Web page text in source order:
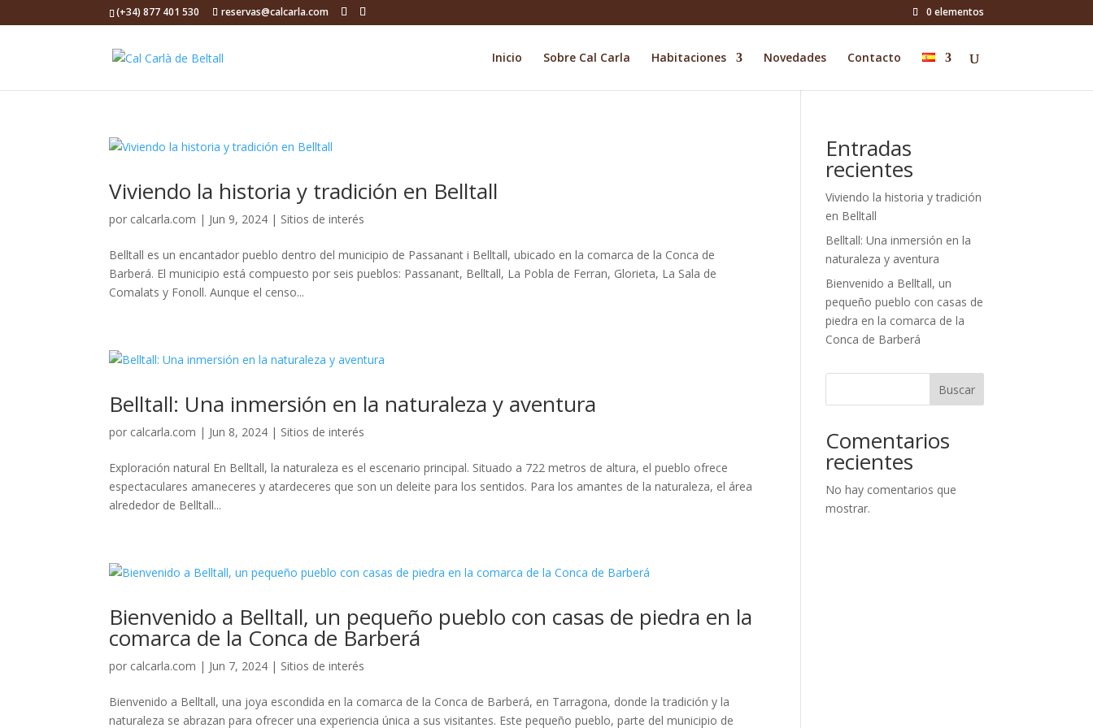
(+34) 877 401 530 reservas@calcarla.com 0 elementos
Inicio Sobre Cal Carla Habitaciones Novedades Contacto
Viviendo la historia y tradición en Belltall
por calcarla.com | Jun 9, 2024 | Sitios de interés
Belltall es un encantador pueblo dentro del municipio de Passanant i Belltall, ubicado en la comarca de la Conca de
Barberá. El municipio está compuesto por seis pueblos: Passanant, Belltall, La Pobla de Ferran, Glorieta, La Sala de
Comalats y Fonoll. Aunque el censo...
Belltall: Una inmersión en la naturaleza y aventura
por calcarla.com | Jun 8, 2024 | Sitios de interés
Exploración natural En Belltall, la naturaleza es el escenario principal. Situado a 722 metros de altura, el pueblo ofrece
espectaculares amaneceres y atardeceres que son un deleite para los sentidos. Para los amantes de la naturaleza, el área
alrededor de Belltall...
Bienvenido a Belltall, un pequeño pueblo con casas de piedra en la
comarca de la Conca de Barberá
por calcarla.com | Jun 7, 2024 | Sitios de interés
Bienvenido a Belltall, una joya escondida en la comarca de la Conca de Barberá, en Tarragona, donde la tradición y la
naturaleza se abrazan para ofrecer una experiencia única a sus visitantes. Este pequeño pueblo, parte del municipio de
Entradas
recientes
Viviendo la historia y tradición
en Belltall
Belltall: Una inmersión en la
naturaleza y aventura
Bienvenido a Belltall, un
pequeño pueblo con casas de
piedra en la comarca de la
Conca de Barberá
Buscar
Comentarios
recientes
No hay comentarios que
mostrar.